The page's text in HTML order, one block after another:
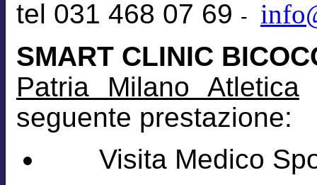
tel 031 468 07 69 -
SMART CLINIC
Patria Milano Atletica
seguente prestazione:
Visita Medico